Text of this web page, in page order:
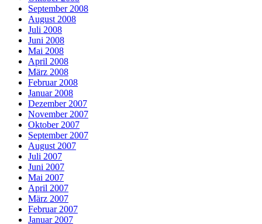
September 2008
August 2008
Juli 2008
Juni 2008
Mai 2008
April 2008
März 2008
Februar 2008
Januar 2008
Dezember 2007
November 2007
Oktober 2007
September 2007
August 2007
Juli 2007
Juni 2007
Mai 2007
April 2007
März 2007
Februar 2007
Januar 2007